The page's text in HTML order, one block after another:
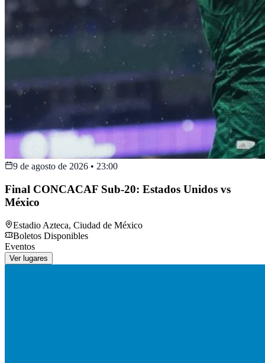
9 de agosto de 2026 • 23:00
Final CONCACAF Sub-20: Estados Unidos vs
México
Estadio Azteca, Ciudad de México
Boletos Disponibles
Eventos
Ver lugares